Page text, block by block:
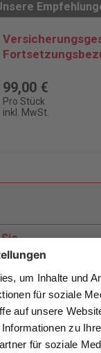
99,00 €
Pro Stück
inkl. MwSt.